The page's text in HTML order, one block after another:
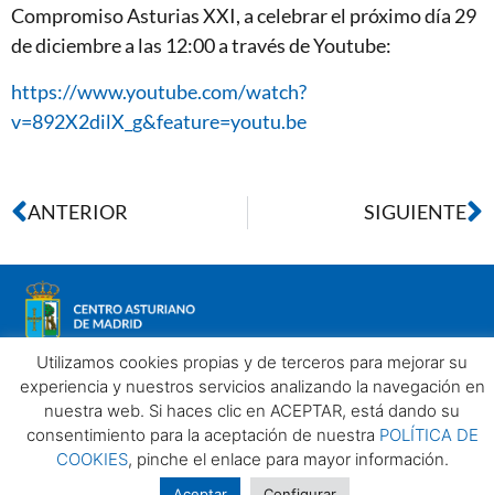
Compromiso Asturias XXI, a celebrar el próximo día 29
de diciembre a las 12:00 a través de Youtube:
https://www.youtube.com/watch?
v=892X2dilX_g&feature=youtu.be
ANTERIOR SIGUIENTE
Aviso legalPolítica de privacidadPolítica de Cookies
Centro Asturiano de Madrid. Todos los derechos reservados
2025©
Utilizamos cookies propias y de terceros para mejorar su
experiencia y nuestros servicios analizando la navegación en
nuestra web. Si haces clic en ACEPTAR, está dando su
consentimiento para la aceptación de nuestra POLÍTICA DE
COOKIES, pinche el enlace para mayor información.